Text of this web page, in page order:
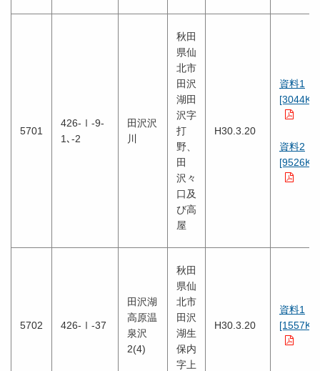
5701
426-Ⅰ-9-
1､-2
田沢沢
川
秋田
県仙
北市
田沢
湖田
沢字
打
野、
田
沢々
口及
び高
屋
H30.3.20
資料1
[3044KB]
資料2
[9526KB]
5702 426-Ⅰ-37
田沢湖
高原温
泉沢
2(4)
秋田
県仙
北市
田沢
湖生
保内
字上
H30.3.20
資料1
[1557KB]